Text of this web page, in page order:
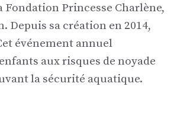
Fondation Princesse Charlène,
Depuis sa création en 2014,
événement annuel
aux risques de noyade
la sécurité aquatique.